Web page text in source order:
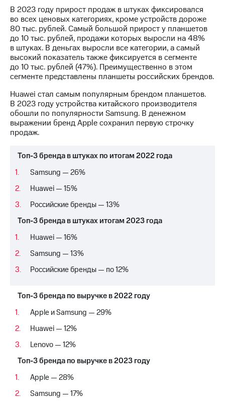
Личный
кабинет
акционера
Акционерный
капитал
Контроль
и
аудит
акций
Описание
Программа
выкупа
Дивиденды
Рынок
Еврооблигации-2023
Уведомление
о
погашении
облигаций
Регистратор
Реквизиты
развитие
этика
На главную
В 2023 году прирост продаж в штуках фиксировался
во всех ценовых категориях, кроме устройств дороже
80 тыс. рублей. Самый большой прирост у планшетов
до 10 тыс. рублей, продажи которых выросли на 48%
в штуках. В деньгах выросли все категории, а самый
высокий показатель также фиксируется в сегменте
до 10 тыс. рублей (47%). Преимущественно в этом
сегменте представлены планшеты российских брендов.
Huawei стал самым популярным брендом планшетов.
В 2023 году устройства китайского производителя
обошли по популярности Samsung. В денежном
выражении бренд Apple cохранил первую строчку
продаж.
Топ-3 бренда в штуках по итогам 2022 года
Samsung — 26%
Huawei — 15%
Российские бренды — 13%
Топ-3 бренда в штуках итогам 2023 года
Huawei — 16%
Samsung — 13%
Российские бренды — по 12%
Топ-3 бренда по выручке в 2022 году
Apple и Samsung — 29%
Huawei — 12%
Lenovo — 12%
Топ-3 бренда по выручке в 2023 году
Apple — 28%
Samsung — 17%